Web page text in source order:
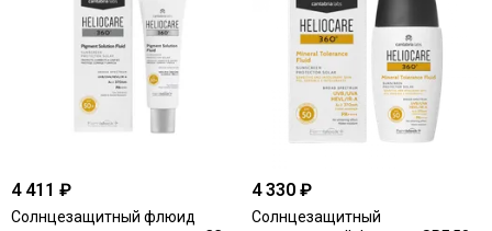
4 411 ₽
Солнцезащитный флюид
4 330 ₽
Солнцезащитный